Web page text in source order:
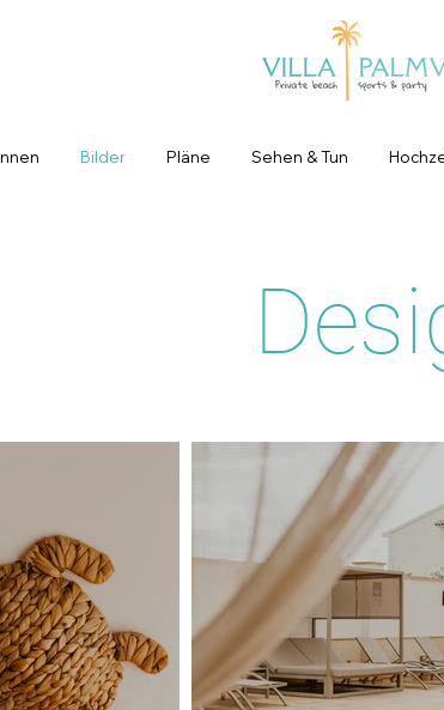
Bilder Pläne Sehen & Tun